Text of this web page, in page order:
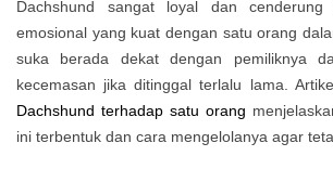
Dachshund sangat loyal dan cenderung
emosional yang kuat dengan satu orang
suka berada dekat dengan pemiliknya
kecemasan jika ditinggal terlalu lama.
Dachshund terhadap satu orang
ini terbentuk dan cara mengelolanya agar